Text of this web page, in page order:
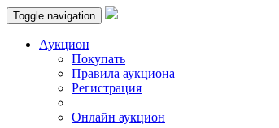
Toggle navigation
Аукцион
Пoкупать
Правила аукциона
Регистрация
Онлайн аукцион